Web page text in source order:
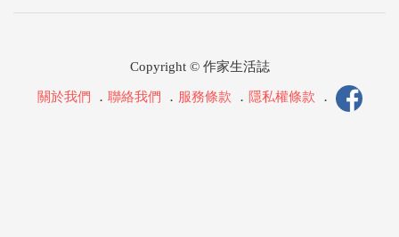
Copyright © 作家生活誌
關於我們 ． 聯絡我們 ． 服務條款 ． 隱私權條款 ．